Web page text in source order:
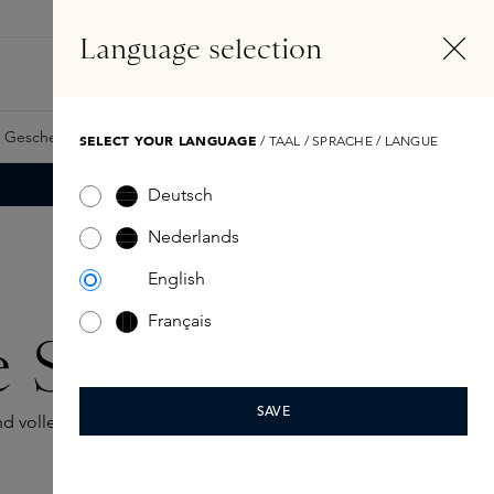
Samples Skins Exclusives Skins Boxen
Soir
voller Geheimnisse inspiriert ist.
Language selection
SELECT YOUR LANGUAGE / TAAL / SPRACHE / LANGUE
Deutsch
Nederlands
English
Français
SAVE